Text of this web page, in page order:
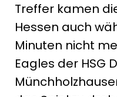
Treffer kamen
Hessen auch
Minuten nicht
Eagles der HSG